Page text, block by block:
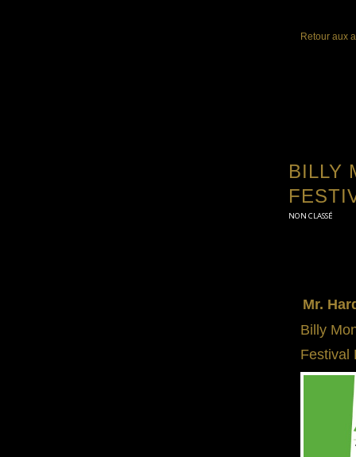
Retour aux
BILLY
NON CLASSÉ
Mr.
Billy
Festival